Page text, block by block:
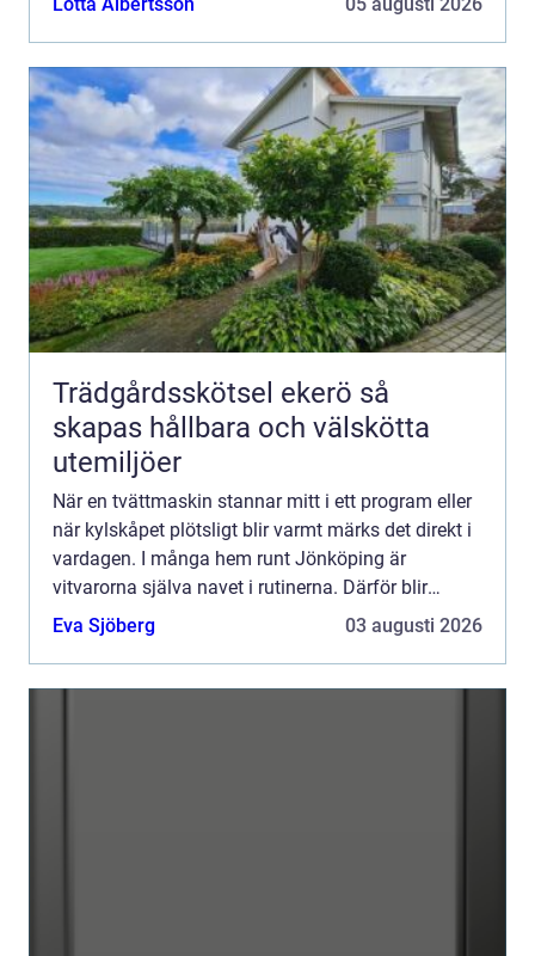
Trädgårdsskötsel ekerö så
skapas hållbara och välskötta
utemiljöer
När en tvättmaskin stannar mitt i ett program eller
när kylskåpet plötsligt blir varmt märks det direkt i
vardagen. I många hem runt Jönköping är
vitvarorna själva navet i rutinerna. Därför blir
frågan snabbt: ska man reparera eller byta ut? Allt
Eva Sjöberg 03 augusti 2026